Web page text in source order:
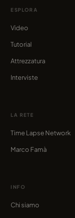
ESPLORA
Video
Tutorial
Attrezzatura
Interviste
LA RETE
Time Lapse Network
Marco Famà
INFO
Chi siamo